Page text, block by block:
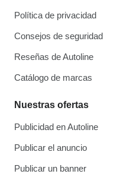
Política de privacidad
Consejos de seguridad
Reseñas de Autoline
Catálogo de marcas
Nuestras ofertas
Publicidad en Autoline
Publicar el anuncio
Publicar un banner